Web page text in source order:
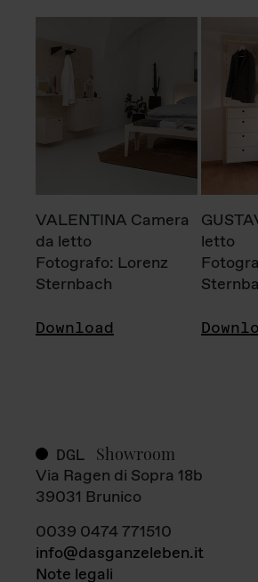
VALENTINA Camera
da letto
Fotografo: Lorenz
Sternbach
Download
letto
DGL Showroom
Via Ragen di Sopra 18b
39031 Brunico
0039 0474 771510
info@dasganzeleben.it
Note legali